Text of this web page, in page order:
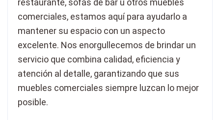
restaurante, sofás de bar u otros muebles
comerciales, estamos aquí para ayudarlo a
mantener su espacio con un aspecto
excelente. Nos enorgullecemos de brindar un
servicio que combina calidad, eficiencia y
atención al detalle, garantizando que sus
muebles comerciales siempre luzcan lo mejor
posible.